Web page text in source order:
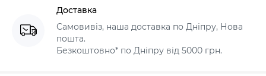
Доставка
Самовивіз, наша доставка по Дніпру, Нова
пошта.
Безкоштовно* по Дніпру від 5000 грн.